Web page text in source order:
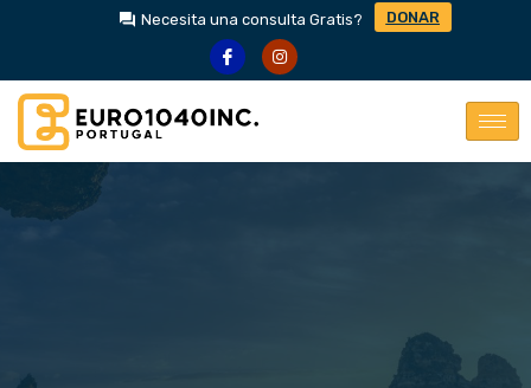
Necesita una consulta Gratis? DONAR